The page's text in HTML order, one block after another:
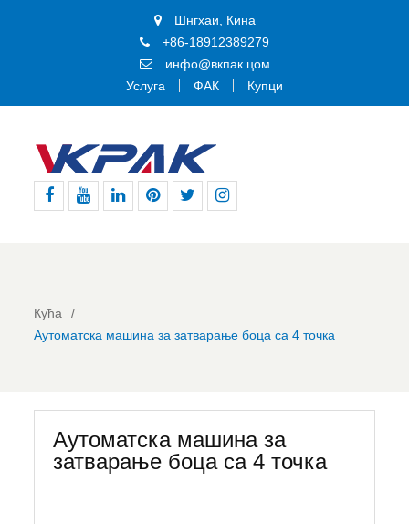
Шнгхаи, Кина
+86-18912389279
инфо@вкпак.цом
Услуга
ФАК Купци
Кућа
Аутоматска машина за затварање боца са 4 точка
Аутоматска машина за
затварање боца са 4 точка